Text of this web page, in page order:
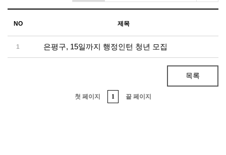
NO 제목
1 은평구, 15일까지 행정인턴 청년 모집
목록
첫 페이지 1 끝 페이지